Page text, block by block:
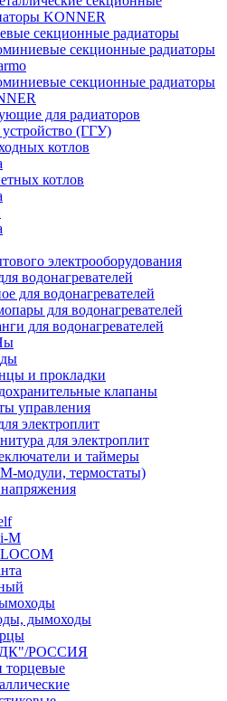
KONNER
секционные радиаторы
секционные радиаторы
секционные радиаторы
для радиаторов
устройство (ГГУ)
котлов
котлов
электрооборудования
водонагревателей
для водонагревателей
для водонагревателей
для водонагревателей
и прокладки
клапаны
управления
электроплит
для электроплит
и таймеры
модули, термостаты)
M
дымоходы
РОССИЯ